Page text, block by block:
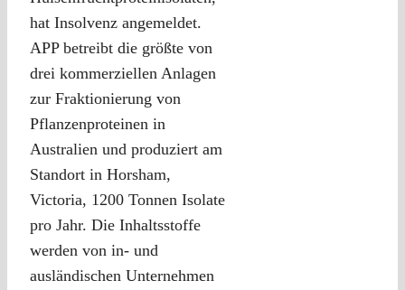
hat Insolvenz angemeldet.
APP betreibt die größte von
drei kommerziellen Anlagen
zur Fraktionierung von
Pflanzenproteinen in
Australien und produziert am
Standort in Horsham,
Victoria, 1200 Tonnen Isolate
pro Jahr. Die Inhaltsstoffe
werden von in- und
ausländischen Unternehmen